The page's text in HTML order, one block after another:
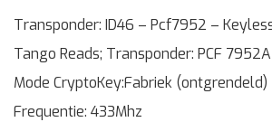
Transponder: ID46 – Pcf7952 –
Tango Reads; Transponder: PCF
Mode CryptoKey:Fabriek (ontgrendeld)
Frequentie: 433Mhz